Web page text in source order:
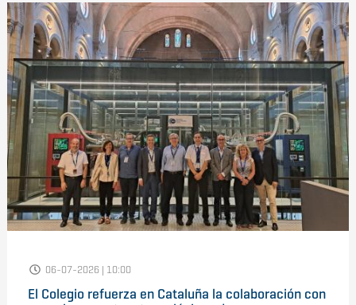
06-07-2026 | 10:00
El Colegio refuerza en Cataluña la colaboración con